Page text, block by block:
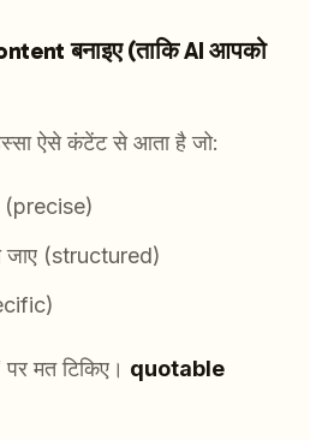
बनाइए (ताकि AI आपको
ऐसे कंटेंट से आता है जो:
(precise)
जाए (structured)
मत टिकिए। quotable